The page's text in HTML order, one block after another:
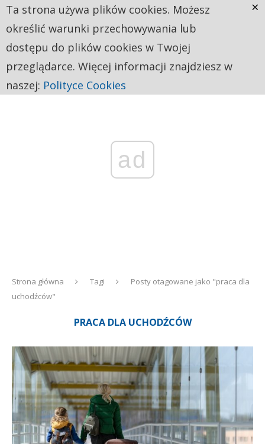
ad
Strona główna Tagi
Posty otagowane jako "praca dla
uchodźców"
PRACA DLA UCHODŹCÓW
Ta strona używa plików cookies. Możesz
określić warunki przechowywania lub
dostępu do plików cookies w Twojej
przeglądarce. Więcej informacji znajdziesz w
naszej: Polityce Cookies
×